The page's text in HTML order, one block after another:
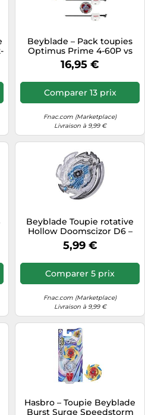
Beyblade – Pack toupies
Optimus Prime 4-60P vs
Megatron 4-80B – Collab
Transformers
16,95 €
Comparer 13 prix
Fnac.com (Marketplace)
Livraison à 9,99 €
Beyblade Toupie rotative
Hollow Doomscizor D6 –
Burst Surge Speedstorm
F0619 – Neuf
5,99 €
Comparer 5 prix
Fnac.com (Marketplace)
Livraison à 9,99 €
Hasbro – Toupie Beyblade
Burst Surge Speedstorm